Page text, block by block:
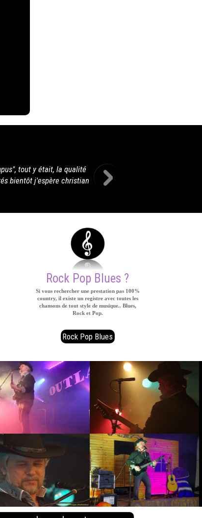
Bonjour,je voulais juste vous remercier encore pour votre
monde était trop fatigué pour en profiter mais je n'ai eu
Rock Pop Blues ?
Si vous rechercher une prestation pas 100%
country, il existe un registre avec toutes les
chansons de tout style de musique.. Blues,
Rock et Pop.
Rock Pop Blues